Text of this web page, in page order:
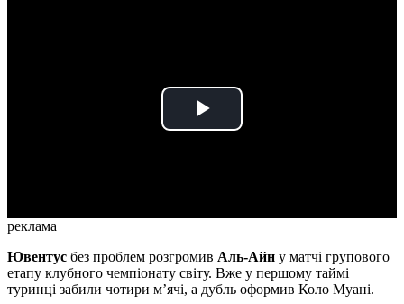
Play
реклама
Ювентус без проблем розгромив Аль-Айн у матчі групового
етапу клубного чемпіонату світу. Вже у першому таймі
туринці забили чотири м’ячі, а дубль оформив Коло Муані.